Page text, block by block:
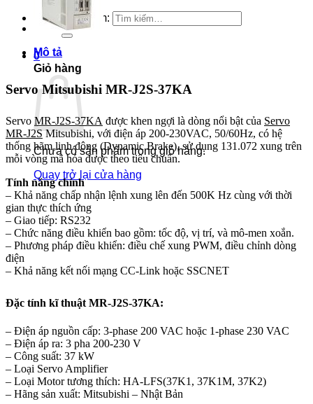
Tìm kiếm:
0
Giỏ hàng
Chưa có sản phẩm trong giỏ hàng.
Quay trở lại cửa hàng
Mô tả
Servo Mitsubishi MR-J2S-37KA
Servo MR-J2S-37KA được khen ngợi là dòng nổi bật của Servo
MR-J2SMitsubishi, với điện áp 200-230VAC, 50/60Hz, có hệ
thống hãm linh động (Dynamic Brake), sử dụng 131.072 xung trên
mỗi vòng mã hóa được theo tiêu chuẩn.
Tính năng chính
– Khả năng chấp nhận lệnh xung lên đến 500K Hz cùng với thời
gian thực thích ứng
– Giao tiếp: RS232
– Chức năng điều khiển bao gồm: tốc độ, vị trí, và mô-men xoắn.
– Phương pháp điều khiển: điều chế xung PWM, điều chỉnh dòng
điện
– Khả năng kết nối mạng CC-Link hoặc SSCNET
Đặc tính kĩ thuật MR-J2S-37KA:
– Điện áp nguồn cấp: 3-phase 200 VAC hoặc 1-phase 230 VAC
– Điện áp ra: 3 pha 200-230 V
– Công suất: 37 kW
– Loại Servo Amplifier
– Loại Motor tương thích: HA-LFS(37K1, 37K1M, 37K2)
– Hãng sản xuất: Mitsubishi – Nhật Bản